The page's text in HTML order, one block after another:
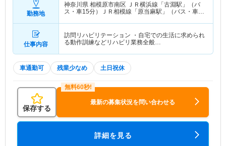
勤務地
神奈川県 相模原市南区 ＪＲ横浜線「古淵駅」（バ
ス・車15分）ＪＲ相模線「原当麻駅」（バス・車
仕事内容
訪問リハビリテーション ・自宅での生活に求められ
る動作訓練などリハビリ業務全般…
車通勤可 残業少なめ 土日祝休
保存する
最新の募集状況を問い合わせる
詳細を見る